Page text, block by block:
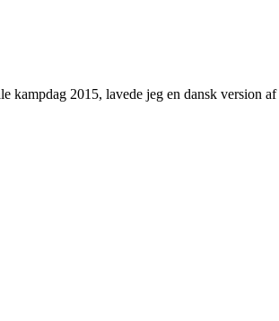
kampdag 2015, lavede jeg en dansk version af